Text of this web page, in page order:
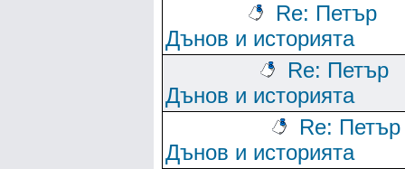
Re: Петър
Дънов и историята
Re: Петър
Дънов и историята
Re: Петър
Дънов и историята